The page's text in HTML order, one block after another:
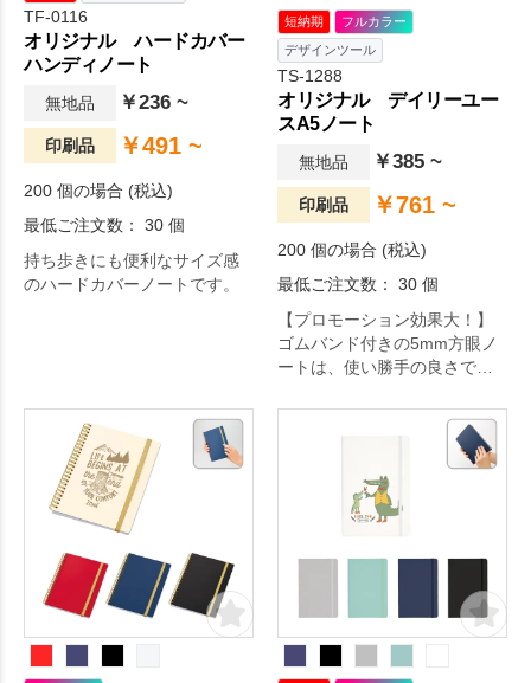
TF-0116
オリジナル ハードカバー
ハンディノート
無地品 ￥236 ~
印刷品 ￥491 ~
200 個の場合 (税込)
最低ご注文数： 30 個
持ち歩きにも便利なサイズ感
のハードカバーノートです。
短納期
フルカラー
デザインツール
TS-1288
オリジナル デイリーユー
スA5ノート
無地品 ￥385 ~
印刷品 ￥761 ~
200 個の場合 (税込)
最低ご注文数： 30 個
【プロモーション効果大！】
ゴムバンド付きの5mm方眼ノ
ートは、使い勝手の良さでノ
本体カラーも豊富に取り揃え
ておりますので、イメージに
合わせてお選びいただけま
す。オープンキャンパスや展
示会、説明会などのノベルテ